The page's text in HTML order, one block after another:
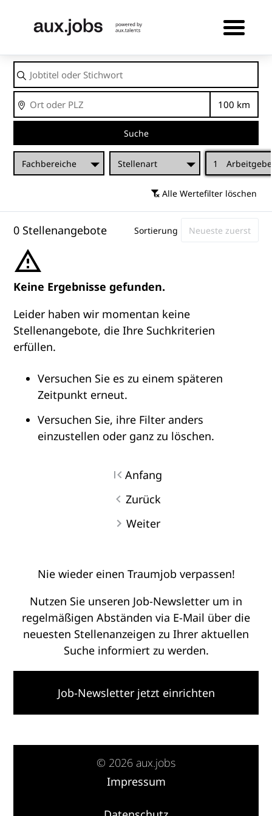
Jobtitel
oder
Stichwort
Ort
Suche
Fachbereiche Stellenart 1
Alle Wertefilter löschen
0 Stellenangebote Sortierung
Keine Ergebnisse gefunden.
Leider haben wir momentan keine
Stellenangebote, die Ihre Suchkriterien
erfüllen.
Versuchen Sie es zu einem späteren
Zeitpunkt erneut.
Versuchen Sie, ihre Filter anders
einzustellen oder ganz zu löschen.
Anfang
Zurück
Weiter
Nie wieder einen Traumjob verpassen!
Nutzen Sie unseren Job-Newsletter um in
regelmäßigen Abständen via E-Mail über die
neuesten Stellenanzeigen zu Ihrer aktuellen
Suche informiert zu werden.
Job-Newsletter jetzt einrichten
© 2026 aux.jobs
Impressum